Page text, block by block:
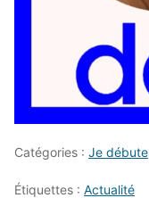
Catégories : Je débute
Étiquettes : Actualité